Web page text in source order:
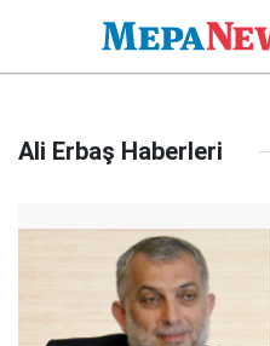
Ali Erbaş Haberleri